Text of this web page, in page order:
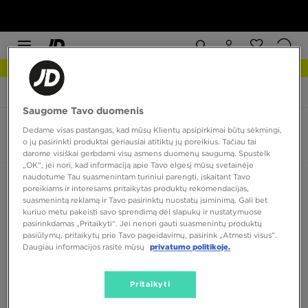
JD Sports Vans Old Skool 36 Trail
Vans Old Skool 36 Trail
0 produktų
Rūšiuoti:Rekomenduojama Filtruoti
Nėra produktų, kuriuos būtų galima parodyti
Saugome Tavo duomenis
Dedame visas pastangas, kad mūsų Klientų apsipirkimai būtų sėkmingi,
o jų pasirinkti produktai geriausiai atitiktų jų poreikius. Tačiau tai
darome visiškai gerbdami visų asmens duomenų saugumą. Spustelk
„OK“, jei nori, kad informaciją apie Tavo elgesį mūsų svetainėje
naudotume Tau suasmenintam turiniui parengti, įskaitant Tavo
poreikiams ir interesams pritaikytas produktų rekomendacijas,
suasmenintą reklamą ir Tavo pasirinktų nuostatų įsiminimą. Gali bet
kuriuo metu pakeisti savo sprendimą dėl slapukų ir nustatymuose
pasirinkdamas „Pritaikyti“. Jei nenori gauti suasmenintų produktų
pasiūlymų, pritaikytų prie Tavo pageidavimų, pasirink „Atmesti visus”.
Daugiau informacijos rasite mūsų
privatumo politikoje.
Pritaikyti